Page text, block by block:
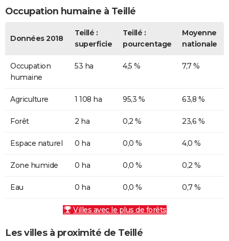
Occupation humaine à Teillé
Données 2018
Teillé :
superficie
Teillé :
pourcentage
Moyenne
nationale
Occupation
humaine
53 ha 4,5 % 7,7 %
Agriculture 1 108 ha 95,3 % 63,8 %
Forêt 2 ha 0,2 % 23,6 %
Espace naturel 0 ha 0,0 % 4,0 %
Zone humide 0 ha 0,0 % 0,2 %
Eau 0 ha 0,0 % 0,7 %
Villes avec le plus de forêts
Les villes à proximité de Teillé